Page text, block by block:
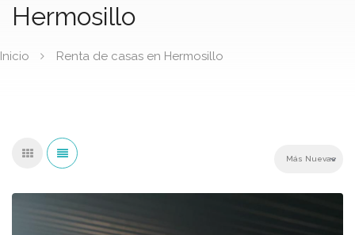
Hermosillo
Inicio Renta de casas en Hermosillo